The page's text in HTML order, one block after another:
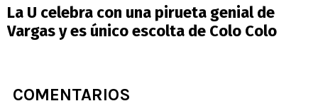
La U celebra con una pirueta genial de
Vargas y es único escolta de Colo Colo
COMENTARIOS